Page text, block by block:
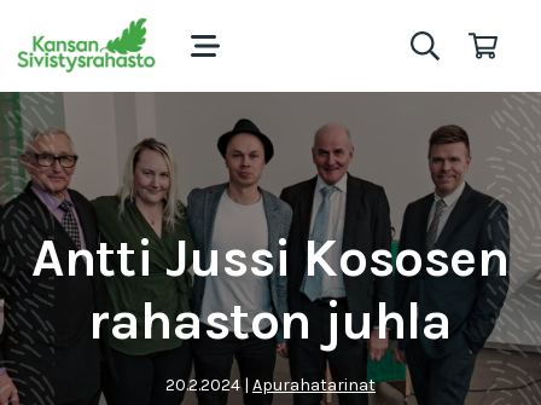
Antti Jussi Kososen
rahaston juhla
20.2.2024 | Apurahatarinat